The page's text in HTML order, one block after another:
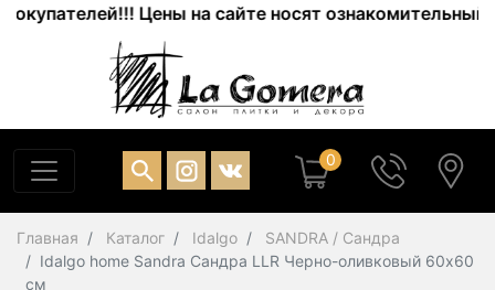
Цены на сайте носят ознакомительный
0
Главная Каталог Idalgo
SANDRA / Сандра
Idalgo home Sandra Сандра LLR Черно-оливковый 60x60
см